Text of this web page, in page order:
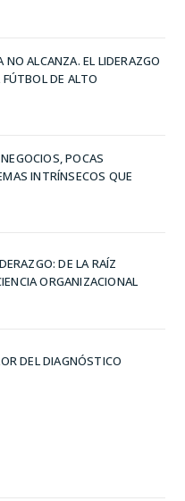
NO ALCANZA. EL LIDERAZGO
FÚTBOL DE ALTO
POCAS
INTRÍNSECOS QUE
DE LA RAÍZ
ORGANIZACIONAL
DEL DIAGNÓSTICO